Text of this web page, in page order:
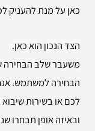
כאן על מנת להעניק
הצד הנכון הוא כאן.
משעבר שלב הבחירה
הבחירה למשתמש.
לכם או בשירות
ובאיזה אופן תבחרו